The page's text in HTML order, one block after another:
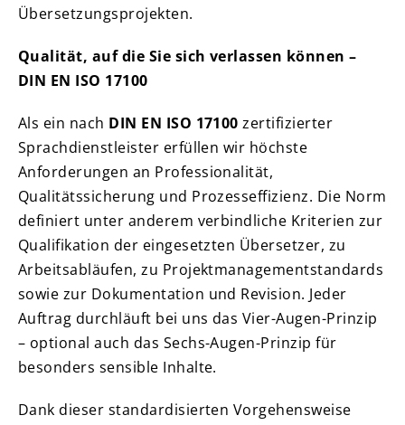
Übersetzungsprojekten.
Qualität, auf die Sie sich verlassen können –
DIN EN ISO 17100
Als ein nach DIN EN ISO 17100 zertifizierter
Sprachdienstleister erfüllen wir höchste
Anforderungen an Professionalität,
Qualitätssicherung und Prozesseffizienz. Die Norm
definiert unter anderem verbindliche Kriterien zur
Qualifikation der eingesetzten Übersetzer, zu
Arbeitsabläufen, zu Projektmanagementstandards
sowie zur Dokumentation und Revision. Jeder
Auftrag durchläuft bei uns das Vier-Augen-Prinzip
– optional auch das Sechs-Augen-Prinzip für
besonders sensible Inhalte.
Dank dieser standardisierten Vorgehensweise